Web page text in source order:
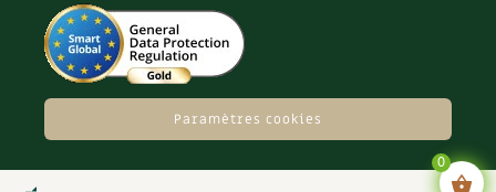
Paramètres cookies
0